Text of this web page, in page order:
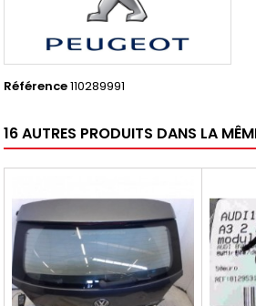
Référence110289991
16 AUTRES PRODUITS DANS LA